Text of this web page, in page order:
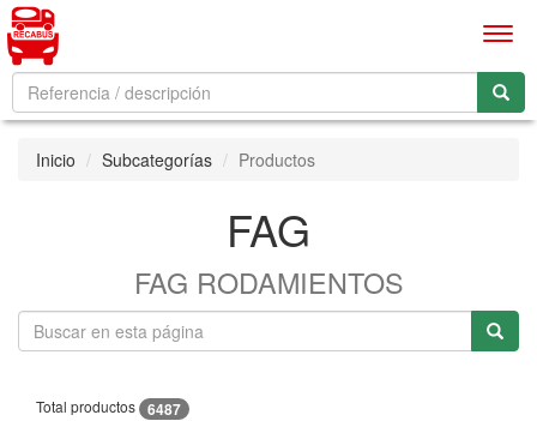
Inicio Subcategorías Productos
FAG
FAG RODAMIENTOS
Total productos 6487